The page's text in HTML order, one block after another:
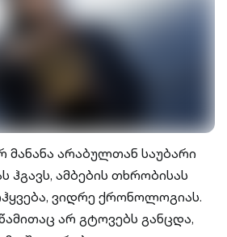
მანანა არაბულთან საუბარი
ამბების თხრობისას
ვიდრე ქრონოლოგიას.
არ გტოვებს განცდა,